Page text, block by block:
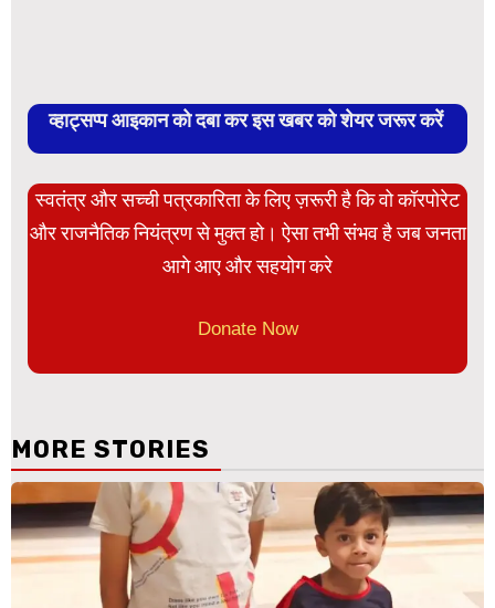
व्हाट्सप्प आइकान को दबा कर इस खबर को शेयर जरूर करें
स्वतंत्र और सच्ची पत्रकारिता के लिए ज़रूरी है कि वो कॉरपोरेट
और राजनैतिक नियंत्रण से मुक्त हो। ऐसा तभी संभव है जब जनता
आगे आए और सहयोग करे
Donate Now
MORE STORIES